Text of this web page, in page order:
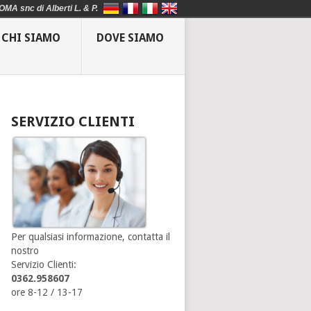
CHI SIAMO DOVE SIAMO
SERVIZIO CLIENTI
Per qualsiasi informazione, contatta il
nostro
Servizio Clienti:
0362.958607
ore 8-12 / 13-17
snc di Alberti L. & P.